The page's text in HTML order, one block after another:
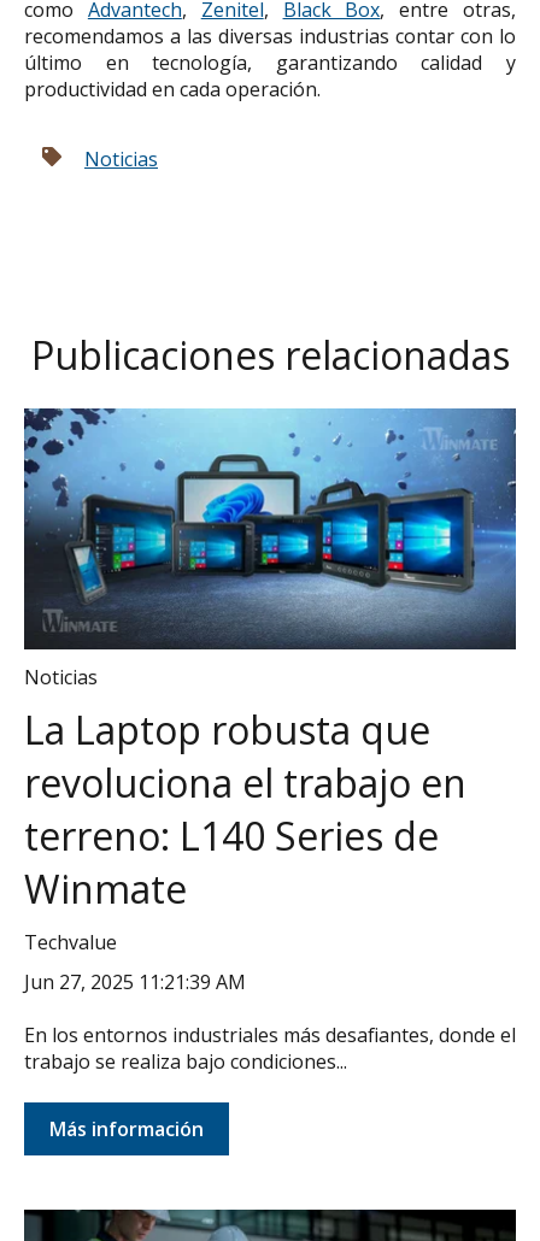
como Advantech, Zenitel, Black Box, entre otras,
recomendamos a las diversas industrias contar con lo
último en tecnología, garantizando calidad y
productividad en cada operación.
Noticias
Publicaciones relacionadas
Noticias
La Laptop robusta que
revoluciona el trabajo en
terreno: L140 Series de
Winmate
Techvalue
Jun 27, 2025 11:21:39 AM
En los entornos industriales más desafiantes, donde el
trabajo se realiza bajo condiciones...
Más información